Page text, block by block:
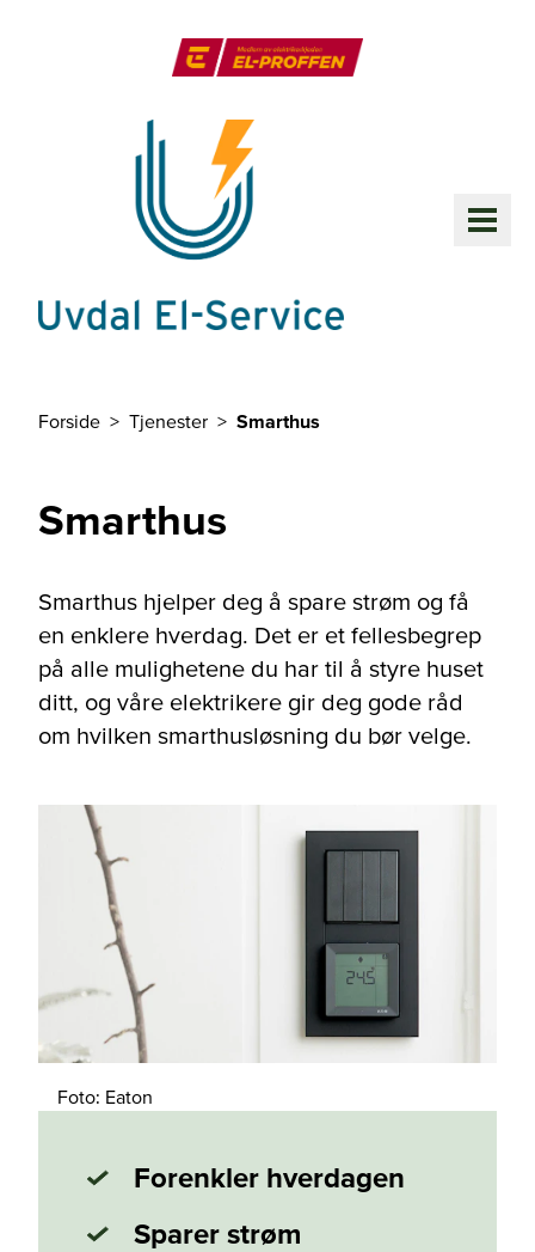
Forside Tjenester Smarthus
Smarthus
Smarthus hjelper deg å spare strøm og få
en enklere hverdag. Det er et fellesbegrep
på alle mulighetene du har til å styre huset
ditt, og våre elektrikere gir deg gode råd
om hvilken smarthusløsning du bør velge.
Foto: Eaton
Forenkler hverdagen
Sparer strøm